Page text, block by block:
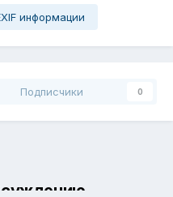
информации
Подписчики 0